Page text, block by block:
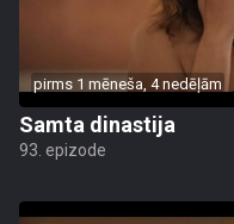
pirms 1 mēneša, 4 nedēļām
Samta dinastija
93. epizode